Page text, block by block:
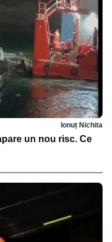
Ionuț Nichita
un nou risc. Ce